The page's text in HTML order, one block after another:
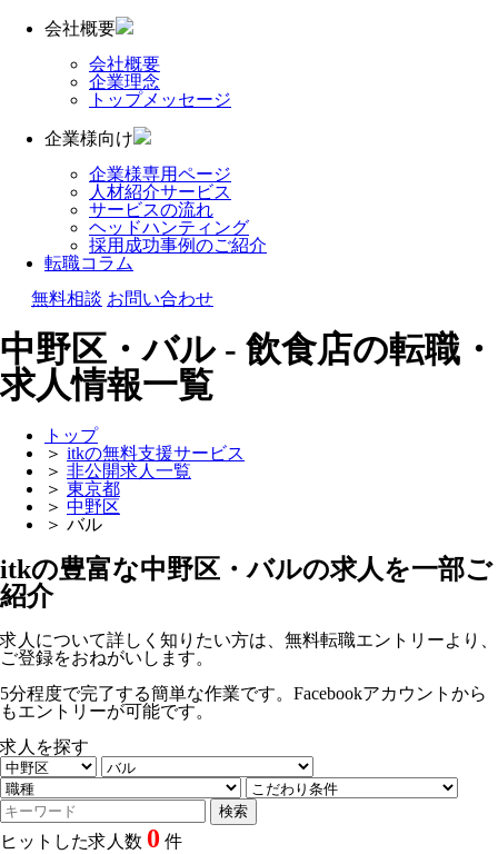
会社概要
会社概要
企業理念
トップメッセージ
企業様向け
企業様専用ページ
人材紹介サービス
サービスの流れ
ヘッドハンティング
採用成功事例のご紹介
転職コラム
無料相談 お問い合わせ
中野区・バル - 飲食店の転職・
求人情報一覧
トップ
＞ itkの無料支援サービス
＞ 非公開求人一覧
＞ 東京都
＞ 中野区
＞ バル
itkの豊富な中野区・バルの求人を一部ご
紹介
求人について詳しく知りたい方は、無料転職エントリーより、
ご登録をおねがいします。
5分程度で完了する簡単な作業です。Facebookアカウントから
もエントリーが可能です。
求人を探す
ヒットした求人数 0 件